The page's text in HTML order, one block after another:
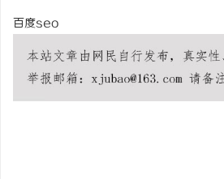
百度seo